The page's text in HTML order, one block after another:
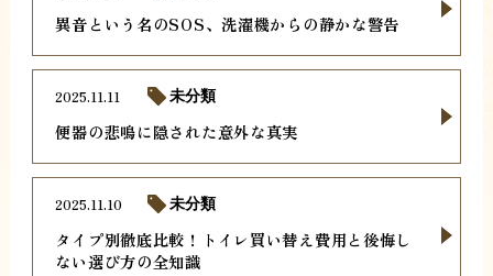
異音という名のSOS、洗濯機からの静かな警告
便器の悲鳴に隠された意外な真実
2025.11.11 未分類
タイプ別徹底比較！トイレ買い替え費用と後悔し
ない選び方の全知識
2025.11.10 未分類